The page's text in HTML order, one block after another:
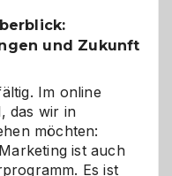
und Zukunft
Im online
das wir in
möchten:
ist auch
Es ist